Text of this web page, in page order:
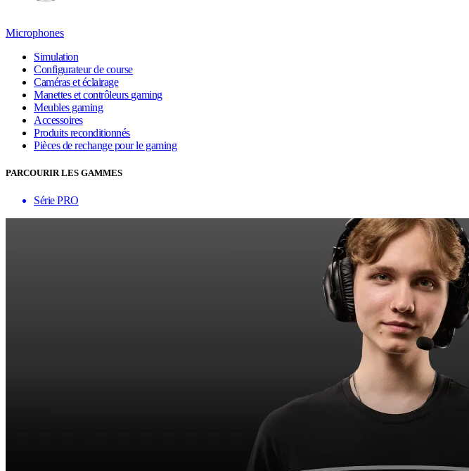
Microphones
Simulation
Configurateur de course
Caméras et éclairage
Manettes et contrôleurs gaming
Meubles gaming
Accessoires
Produits reconditionnés
Pièces de rechange pour le gaming
PARCOURIR LES GAMMES
Série PRO